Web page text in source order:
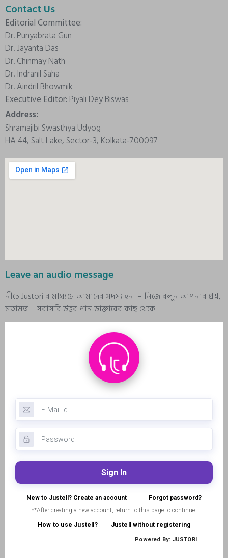
Contact Us
Editorial Committee:
Dr. Punyabrata Gun
Dr. Jayanta Das
Dr. Chinmay Nath
Dr. Indranil Saha
Dr. Aindril Bhowmik
Executive Editor: Piyali Dey Biswas
Address:
Shramajibi Swasthya Udyog
HA 44, Salt Lake, Sector-3, Kolkata-700097
Leave an audio message
নীচে Justori র মাধ্যমে আমাদের সদস্য হন – নিজে বলুন আপনার প্রশ্ন,
মতামত – সরাসরি উত্তর পান ডাক্তারের কাছ থেকে